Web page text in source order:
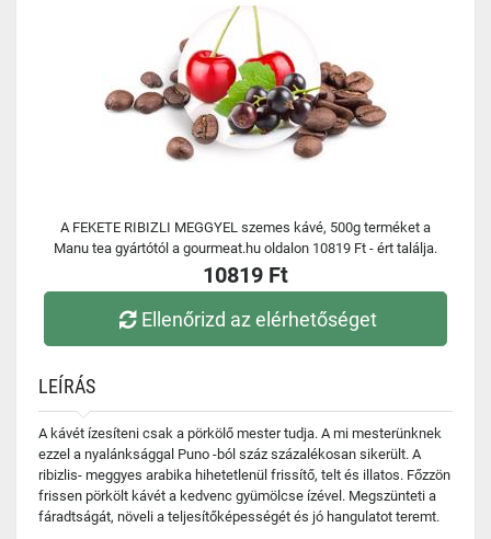
A FEKETE RIBIZLI MEGGYEL szemes kávé, 500g terméket a
Manu tea gyártótól a gourmeat.hu oldalon 10819 Ft - ért találja.
10819 Ft
Ellenőrizd az elérhetőséget
LEÍRÁS
A kávét ízesíteni csak a pörkölő mester tudja. A mi mesterünknek
ezzel a nyalánksággal Puno -ból száz százalékosan sikerült. A
ribizlis- meggyes arabika hihetetlenül frissítő, telt és illatos. Főzzön
frissen pörkölt kávét a kedvenc gyümölcse ízével. Megszünteti a
fáradtságát, növeli a teljesítőképességét és jó hangulatot teremt.